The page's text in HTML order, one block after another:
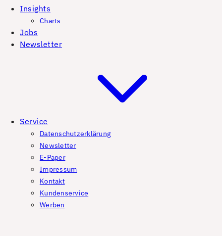
Insights
Charts
Jobs
Newsletter
Service
Datenschutzerklärung
Newsletter
E-Paper
Impressum
Kontakt
Kundenservice
Werben